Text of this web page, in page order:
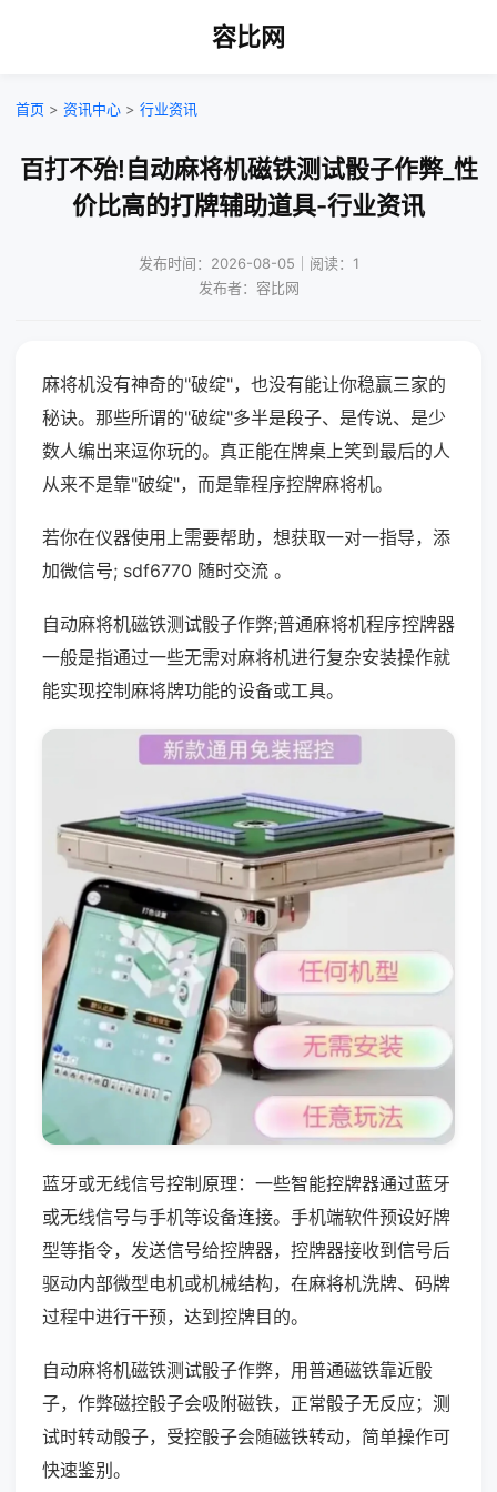
容比网
首页 > 资讯中心 > 行业资讯
百打不殆!自动麻将机磁铁测试骰子作弊_性
价比高的打牌辅助道具-行业资讯
发布时间：2026-08-05｜阅读：1
发布者：容比网
麻将机没有神奇的"破绽"，也没有能让你稳赢三家的
秘诀。那些所谓的"破绽"多半是段子、是传说、是少
数人编出来逗你玩的。真正能在牌桌上笑到最后的人
从来不是靠"破绽"，而是靠程序控牌麻将机。
若你在仪器使用上需要帮助，想获取一对一指导，添
加微信号; sdf6770 随时交流 。
自动麻将机磁铁测试骰子作弊;普通麻将机程序控牌器
一般是指通过一些无需对麻将机进行复杂安装操作就
能实现控制麻将牌功能的设备或工具。
蓝牙或无线信号控制原理：一些智能控牌器通过蓝牙
或无线信号与手机等设备连接。手机端软件预设好牌
型等指令，发送信号给控牌器，控牌器接收到信号后
驱动内部微型电机或机械结构，在麻将机洗牌、码牌
过程中进行干预，达到控牌目的。
自动麻将机磁铁测试骰子作弊，用普通磁铁靠近骰
子，作弊磁控骰子会吸附磁铁，正常骰子无反应；测
试时转动骰子，受控骰子会随磁铁转动，简单操作可
快速鉴别。